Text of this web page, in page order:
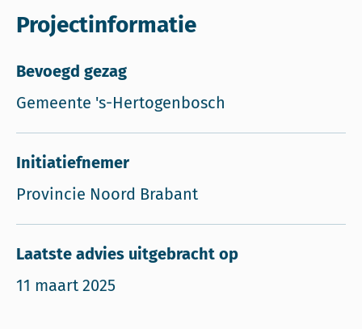
Projectinformatie
Bevoegd gezag
Gemeente 's-Hertogenbosch
Initiatiefnemer
Provincie Noord Brabant
Laatste advies uitgebracht op
11 maart 2025